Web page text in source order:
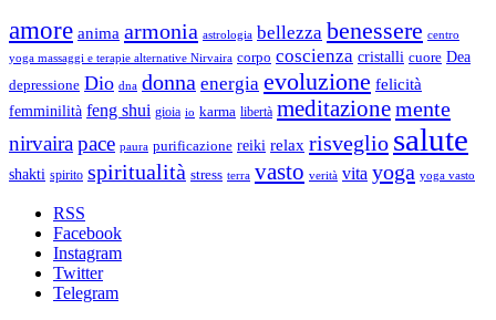
amore anima armonia astrologia bellezza benessere centro
yoga massaggi e terapie alternative Nirvaira corpo coscienza cristalli cuore Dea
depressione Dio dna donna energia evoluzione felicità
femminilità feng shui gioia io karma libertà meditazionemente
nirvairapace paura purificazione reiki relax risveglio salute
shakti spirito spiritualità stress terra vasto verità vita yoga yoga vasto
RSS
Facebook
Instagram
Twitter
Telegram